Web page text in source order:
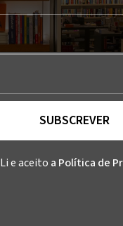
SUBSCREVER
Li e aceito a Política de